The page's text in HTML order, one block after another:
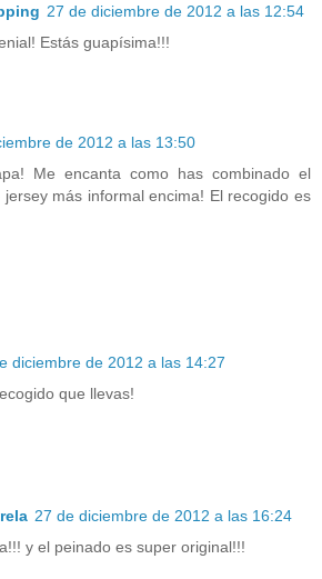
27 de diciembre de 2012 a las 12:54
Estás guapísima!!!
de 2012 a las 13:50
Me encanta como has combinado el
más informal encima! El recogido es
diciembre de 2012 a las 14:27
que llevas!
27 de diciembre de 2012 a las 16:24
y el peinado es super original!!!